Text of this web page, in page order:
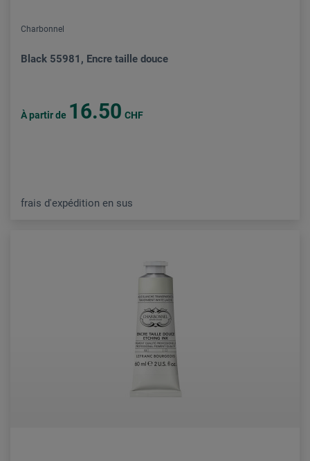
Charbonnel
Black 55981, Encre taille douce
À partir de 16.50 CHF
frais d'expédition en sus